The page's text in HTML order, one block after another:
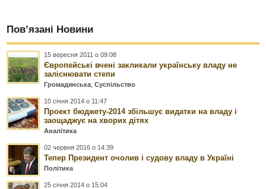
Пов’язані Новини
15 вересня 2011 о 09:08
Європейські вчені закликали українську владу не
заліснювати степи
Громадянська ,Суспільство
10 січня 2014 о 11:47
Проект бюджету-2014 збільшує видатки на владу і
заощаджує на хворих дітях
Аналітика
02 червня 2016 о 14:39
Тепер Президент очолив і судову владу в Україні
Політика
25 січня 2014 о 15:04